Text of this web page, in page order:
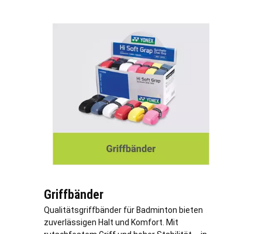
Griffbänder
Qualitätsgriffbänder für Badminton bieten
zuverlässigen Halt und Komfort. Mit